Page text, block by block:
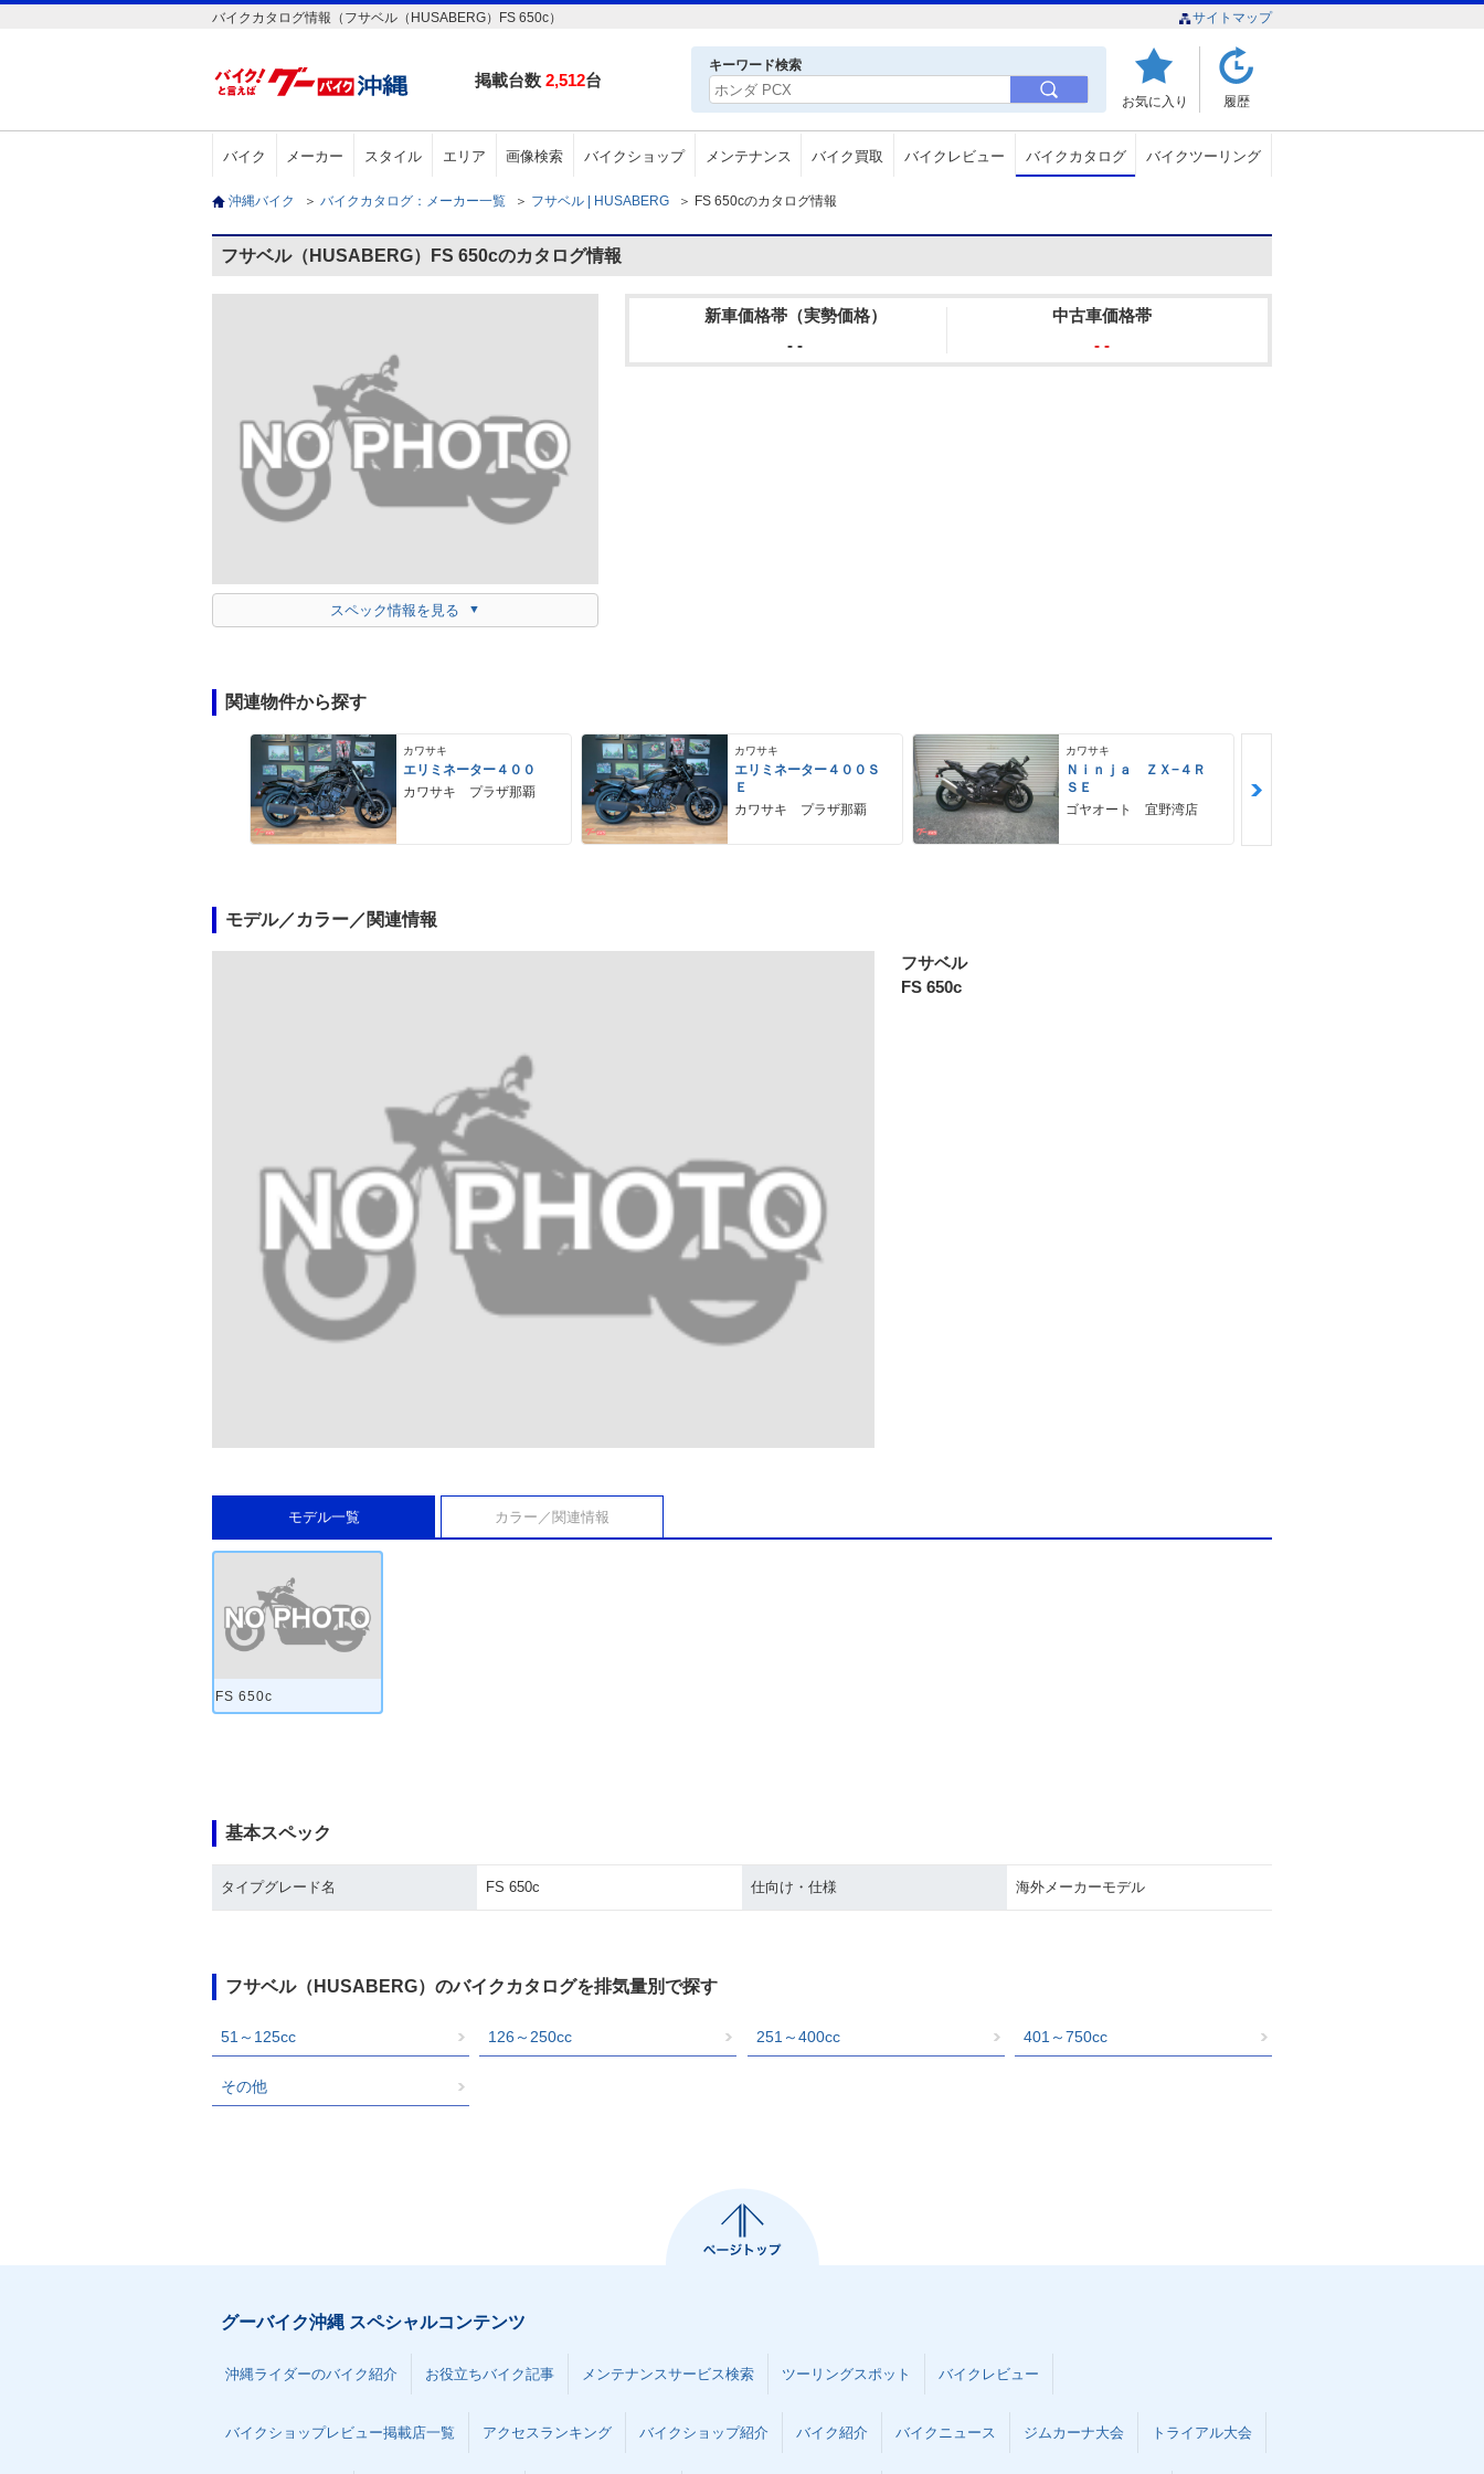
バイクカタログ情報（フサベル（HUSABERG）FS 650c） サイトマップ
掲載台数 2,512台
キーワード検索
お気に入り 履歴
バイク メーカー スタイル エリア 画像検索 バイクショップ メンテナンス バイク買取 バイクレビュー バイクカタログ バイクツーリング
沖縄バイク ＞ バイクカタログ：メーカー一覧 ＞ フサベル | HUSABERG ＞ FS 650cのカタログ情報
フサベル（HUSABERG）FS 650cのカタログ情報
スペック情報を見る
新車価格帯（実勢価格）
- -
中古車価格帯
- -
関連物件から探す
カワサキ
エリミネーター４００
カワサキ プラザ那覇
カワサキ
エリミネーター４００Ｓ
Ｅ
カワサキ プラザ那覇
カワサキ
Ｎｉｎｊａ ＺＸ−４Ｒ
ＳＥ
ゴヤオート 宜野湾店
モデル／カラー／関連情報
フサベル
FS 650c
モデル一覧 カラー／関連情報
FS 650c
基本スペック
タイプグレード名 FS 650c 仕向け・仕様 海外メーカーモデル
フサベル（HUSABERG）のバイクカタログを排気量別で探す
51～125cc 126～250cc 251～400cc 401～750cc
その他
グーバイク沖縄 スペシャルコンテンツ
沖縄ライダーのバイク紹介 お役立ちバイク記事 メンテナンスサービス検索 ツーリングスポット バイクレビュー
バイクショップレビュー掲載店一覧 アクセスランキング バイクショップ紹介 バイク紹介 バイクニュース ジムカーナ大会 トライアル大会